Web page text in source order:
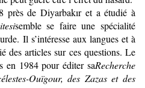
près de Diyarbakır et a étudié à
semble se faire une spécialité
Il s’intéresse aux langues et à
des articles sur ces questions. Le
1984 pour éditer saRecherche
Ouïgour, des Zazas et des